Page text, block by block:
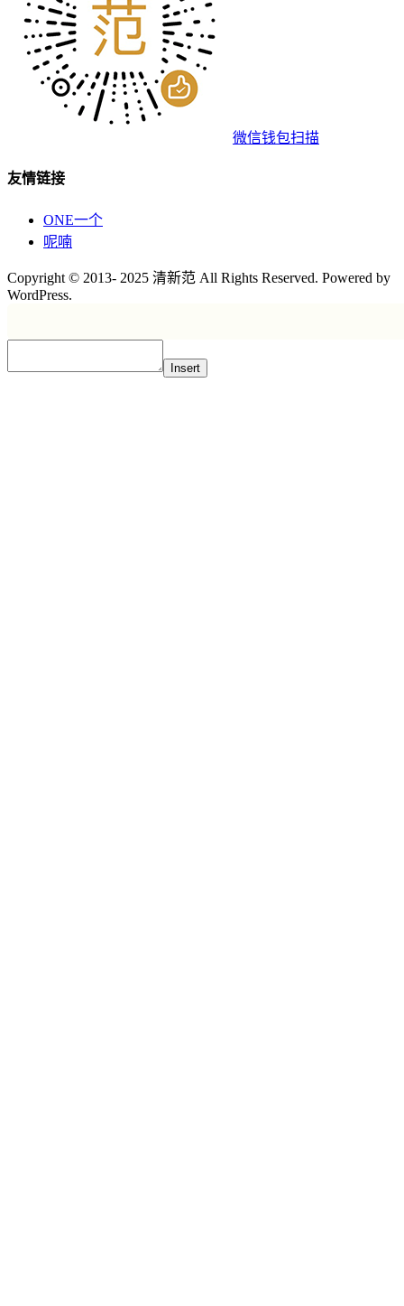
微信钱包扫描
友情链接
ONE一个
呢喃
Copyright © 2013- 2025 清新范 All Rights Reserved. Powered by
WordPress.
Insert